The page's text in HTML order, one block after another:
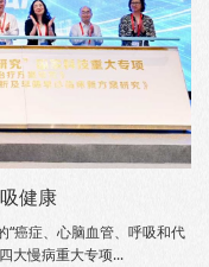
健康
癌症、心脑血管、呼吸和代
大慢病重大专项...